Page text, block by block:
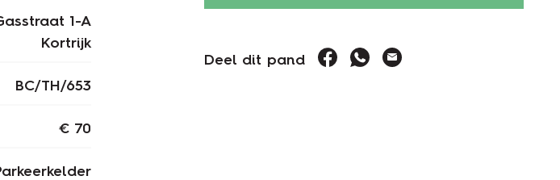
Gasstraat 1-A
Kortrijk
BC/TH/653
€ 70
Parkeerkelder
Deel dit pand facebook
whatsapp
E-mail